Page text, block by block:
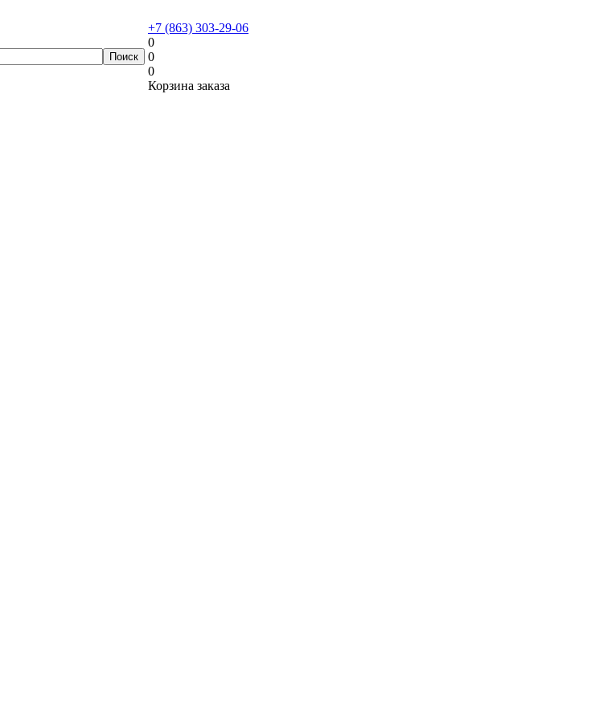
+7 (863) 303-29-06
0
0
0
Корзина заказа